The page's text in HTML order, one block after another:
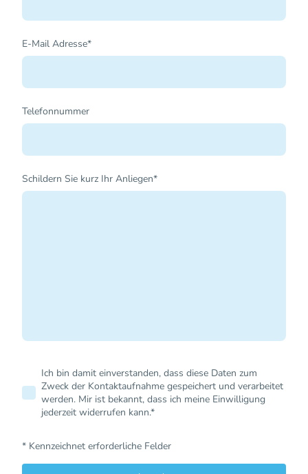
E-Mail Adresse*
Telefonnummer
Schildern Sie kurz Ihr Anliegen*
Ich bin damit einverstanden, dass diese Daten zum
Zweck der Kontaktaufnahme gespeichert und verarbeitet
werden. Mir ist bekannt, dass ich meine Einwilligung
jederzeit widerrufen kann.*
* Kennzeichnet erforderliche Felder